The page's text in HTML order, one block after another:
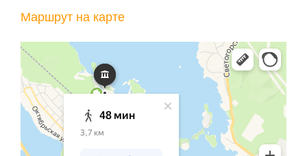
Маршрут на карте